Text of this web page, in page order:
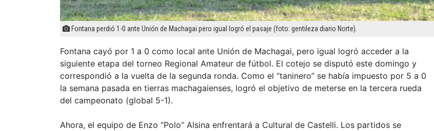
Fontana perdió 1-0 ante Unión de Machagai pero igual logró el pasaje (foto: gentileza diario Norte).
Fontana cayó por 1 a 0 como local ante Unión de Machagai, pero igual logró acceder a la
siguiente etapa del torneo Regional Amateur de fútbol. El cotejo se disputó este domingo y
correspondió a la vuelta de la segunda ronda. Como el “taninero” se había impuesto por 5 a 0
la semana pasada en tierras machagaienses, logró el objetivo de meterse en la tercera rueda
del campeonato (global 5-1).
Ahora, el equipo de Enzo “Polo” Alsina enfrentará a Cultural de Castelli. Los partidos se